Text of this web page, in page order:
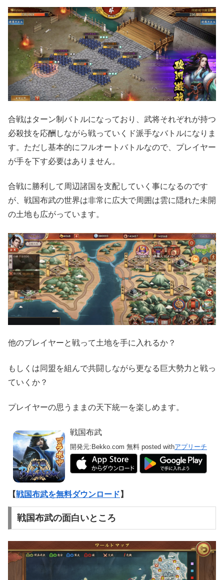
合戦はターン制バトルになっており、武将それぞれが持つ
必殺技を応酬しながら戦っていくド派手なバトルになりま
す。ただし基本的にフルオートバトルなので、プレイヤー
が手を下す必要はありません。
合戦に勝利して周辺諸国を支配していく事になるのです
が、戦国布武の世界は非常に広大で周囲は雲に隠れた未開
の土地も広がっています。
他のプレイヤーと戦って土地を手に入れるか？
もしくは同盟を組んで共闘しながら更なる巨大勢力と戦っ
ていくか？
プレイヤーの思うままの天下統一を楽しめます。
戦国布武
開発元: Bekko.com 無料 posted withアプリーチ
【戦国布武を無料ダウンロード 】
戦国布武の面白いところ